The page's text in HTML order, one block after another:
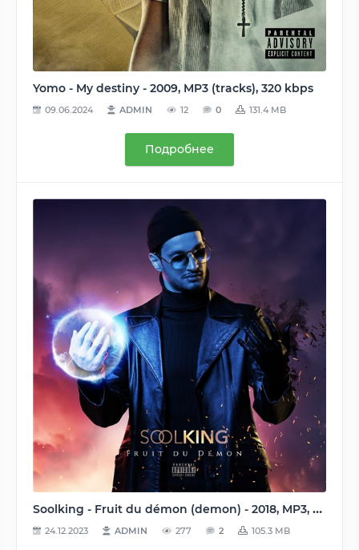
Yomo - My destiny - 2009, MP3 (tracks), 320 kbps
09.06.2024 ADMIN 12 0 131.4 MB
Подробнее
Soolking - Fruit du démon (demon) - 2018, MP3, 320 kbps
24.12.2023 ADMIN 277 2 105.3 MB